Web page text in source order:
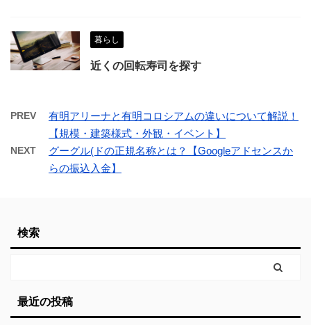
暮らし
近くの回転寿司を探す
PREV
有明アリーナと有明コロシアムの違いについて解説！
【規模・建築様式・外観・イベント】
NEXT
グーグル(ドの正規名称とは？【Googleアドセンスか
らの振込入金】
検索
最近の投稿